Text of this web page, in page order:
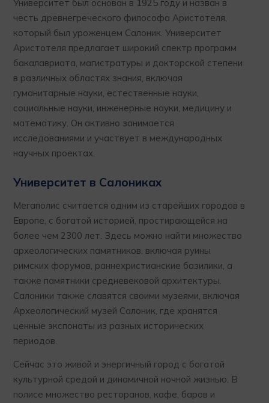
Университет был основан в 1925 году и назван в
честь древнегреческого философа Аристотеля,
который был уроженцем Салоник. Университет
Аристотеля предлагает широкий спектр программ
бакалавриата, магистратуры и докторской степени
в различных областях знания, включая
гуманитарные науки, естественные науки,
социальные науки, инженерные науки, медицину и
математику. Он активно занимается
исследованиями и участвует в международных
научных проектах.
Университет в Салониках
Мегаполис считается одним из старейших городов в
Европе, с богатой историей, простирающейся на
более чем 2300 лет. Здесь можно найти множество
археологических памятников, включая руины
римских форумов, раннехристианские базилики, а
также памятники средневековой архитектуры.
Салоники также славятся своими музеями, включая
Археологический музей Салоник, где хранятся
ценные экспонаты из разных исторических
периодов.
Сейчас это живой и энергичный город с богатой
культурной средой и динамичной ночной жизнью. В
полисе множество ресторанов, кафе, баров и